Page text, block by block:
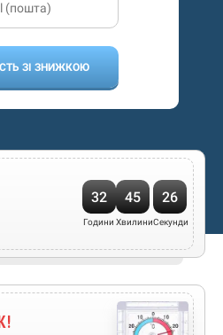
ЗІ ЗНИЖКОЮ
32
Години
45
Хвилини
25
Секунди